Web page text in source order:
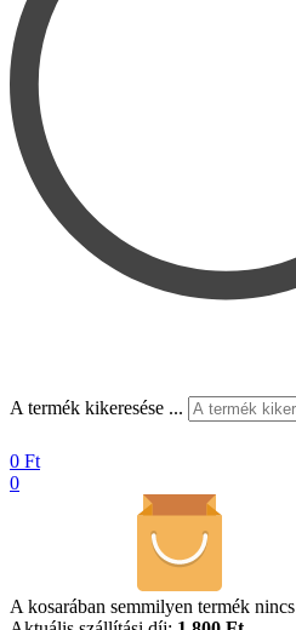
A termék kikeresése ...
0 Ft
0
A kosarában semmilyen termék nincs